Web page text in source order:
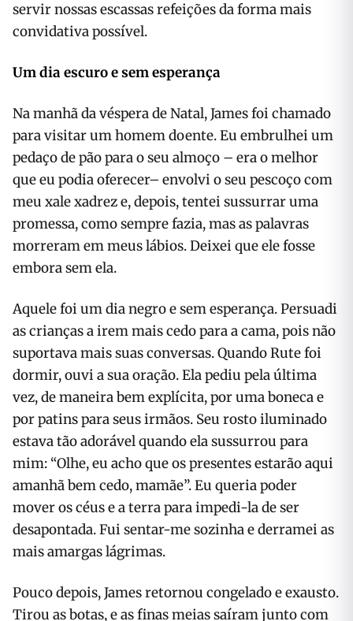
servir nossas escassas refeições da forma mais
convidativa possível.
Um dia escuro e sem esperança
Na manhã da véspera de Natal, James foi chamado
para visitar um homem doente. Eu embrulhei um
pedaço de pão para o seu almoço – era o melhor
que eu podia oferecer– envolvi o seu pescoço com
meu xale xadrez e, depois, tentei sussurrar uma
promessa, como sempre fazia, mas as palavras
morreram em meus lábios. Deixei que ele fosse
embora sem ela.
Aquele foi um dia negro e sem esperança. Persuadi
as crianças a irem mais cedo para a cama, pois não
suportava mais suas conversas. Quando Rute foi
dormir, ouvi a sua oração. Ela pediu pela última
vez, de maneira bem explícita, por uma boneca e
por patins para seus irmãos. Seu rosto iluminado
estava tão adorável quando ela sussurrou para
mim: “Olhe, eu acho que os presentes estarão aqui
amanhã bem cedo, mamãe”. Eu queria poder
mover os céus e a terra para impedi-la de ser
desapontada. Fui sentar-me sozinha e derramei as
mais amargas lágrimas.
Pouco depois, James retornou congelado e exausto.
Tirou as botas, e as finas meias saíram junto com